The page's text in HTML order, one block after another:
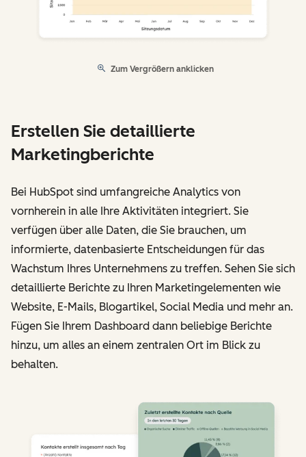
Zum Vergrößern anklicken
Erstellen Sie detaillierte
Marketingberichte
Bei HubSpot sind umfangreiche Analytics von
vornherein in alle Ihre Aktivitäten integriert. Sie
verfügen über alle Daten, die Sie brauchen, um
informierte, datenbasierte Entscheidungen für das
Wachstum Ihres Unternehmens zu treffen. Sehen Sie sich
detaillierte Berichte zu Ihren Marketingelementen wie
Website, E-Mails, Blogartikel, Social Media und mehr an.
Fügen Sie Ihrem Dashboard dann beliebige Berichte
hinzu, um alles an einem zentralen Ort im Blick zu
behalten.